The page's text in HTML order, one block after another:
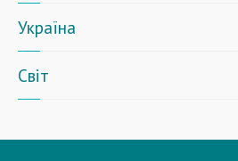
Україна
Світ